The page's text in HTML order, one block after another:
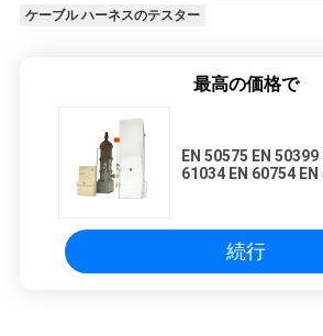
ケーブル ハーネスのテスター
最高の価格で
EN 50575 EN 50399
61034 EN 60754 EN
続行